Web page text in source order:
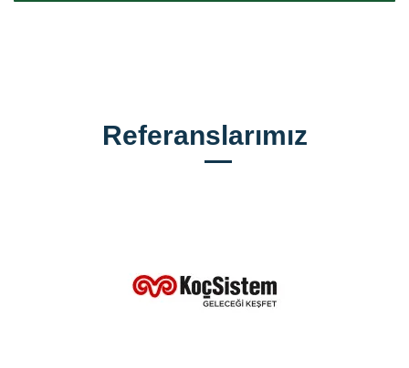
Referanslarımız